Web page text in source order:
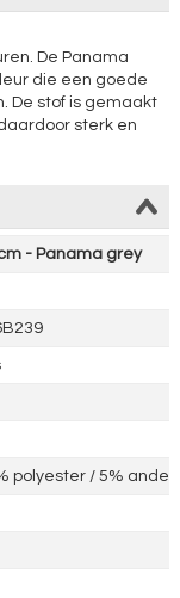
De Panama
die een goede
De stof is gemaakt
sterk en
- Panama grey
polyester / 5%